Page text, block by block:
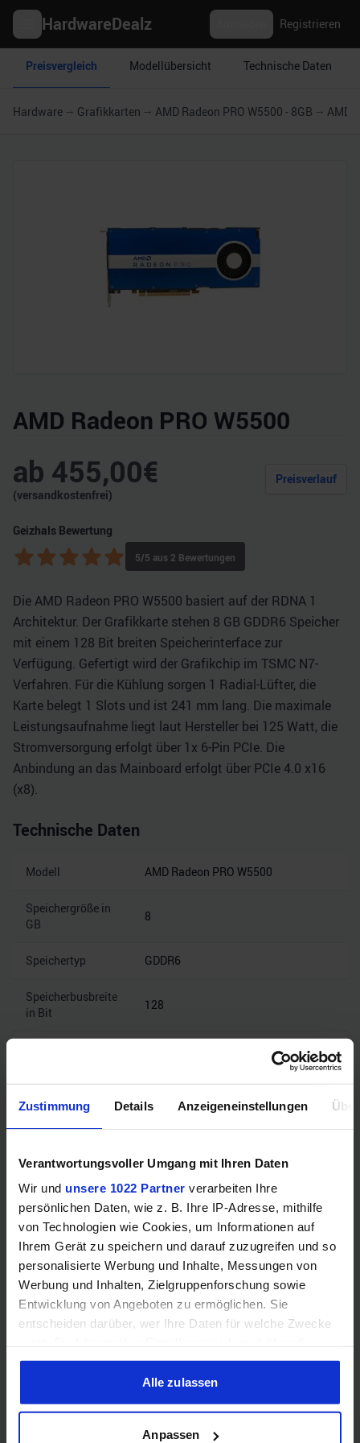
Zustimmung Details Anzeigeneinstellungen
Verantwortungsvoller Umgang mit Ihren Daten
Wir und unsere 1022 Partner verarbeiten Ihre
persönlichen Daten, wie z. B. Ihre IP-Adresse, mithilfe
von Technologien wie Cookies, um Informationen auf
Ihrem Gerät zu speichern und darauf zuzugreifen und so
personalisierte Werbung und Inhalte, Messungen von
Werbung und Inhalten, Zielgruppenforschung sowie
Entwicklung von Angeboten zu ermöglichen. Sie
entscheiden darüber, wer Ihre Daten für welche Zwecke
Cookie-Erklärung oder durch Klicken auf das Privacy
Trigger Symbol ändern oder widerrufen
Alle zulassen
Anpassen
HardwareDealz Registrieren
Preisvergleich Modellübersicht Technische Daten
Hardware Grafikkarten AMD Radeon PRO W5500 - 8GB AMD
AMD Radeon PRO W5500
ab 455,00€
(versandkostenfrei)
Preisverlauf
Geizhals Bewertung
5/5 aus 2 Bewertungen
Die AMD Radeon PRO W5500 basiert auf der RDNA 1
Architektur. Der Grafikkarte stehen 8 GB GDDR6 Speicher
mit einem 128 Bit breiten Speicherinterface zur
Verfügung. Gefertigt wird der Grafikchip im TSMC N7-
Verfahren. Für die Kühlung sorgen 1 Radial-Lüfter, die
Karte belegt 1 Slots und ist 241 mm lang. Die maximale
Leistungsaufnahme liegt laut Hersteller bei 125 Watt, die
Stromversorgung erfolgt über 1x 6-Pin PCIe. Die
Anbindung an das Mainboard erfolgt über PCIe 4.0 x16
(x8).
Technische Daten
Modell AMD Radeon PRO W5500
Speichergröße in
GB
8
Speichertyp GDDR6
Speicherbusbreite
in Bit
128
Hinweis: Unsere Links sind Affiliate Links. Wir erhalten beim Kauf
eine kleine Provision, ohne dass sich euer Preis erhöht.
ZUM BESTPREIS
Vergleichen
Gewinne einen MSI Gaming PC mit RTX 5070